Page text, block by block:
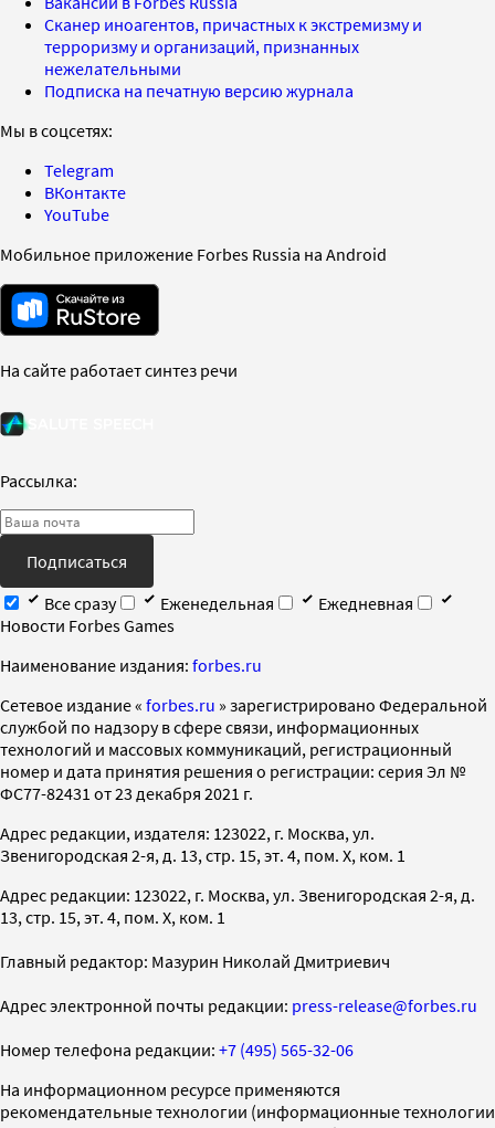
Сканер иноагентов, причастных к экстремизму и
терроризму и организаций, признанных
нежелательными
Подписка на печатную версию журнала
Мы в соцсетях:
Telegram
ВКонтакте
YouTube
Мобильное приложение Forbes Russia на Android
На сайте работает синтез речи
Рассылка:
Подписаться
Все сразу
Еженедельная
Ежедневная
Новости Forbes Games
Наименование издания: forbes.ru
Cетевое издание « forbes.ru » зарегистрировано Федеральной
службой по надзору в сфере связи, информационных
технологий и массовых коммуникаций, регистрационный
номер и дата принятия решения о регистрации: серия Эл №
ФС77-82431 от 23 декабря 2021 г.
Адрес редакции, издателя: 123022, г. Москва, ул.
Звенигородская 2-я, д. 13, стр. 15, эт. 4, пом. X, ком. 1
Адрес редакции: 123022, г. Москва, ул. Звенигородская 2-я, д.
13, стр. 15, эт. 4, пом. X, ком. 1
Главный редактор: Мазурин Николай Дмитриевич
Адрес электронной почты редакции: press-release@forbes.ru
Номер телефона редакции: +7 (495) 565-32-06
На информационном ресурсе применяются
рекомендательные технологии (информационные технологии